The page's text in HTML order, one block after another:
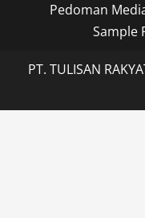
Pedoman
Sample
PT. TULISAN